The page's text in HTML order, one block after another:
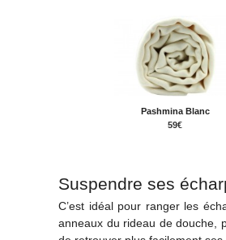
Pashmina Blanc
59€
Suspendre ses
C’est idéal pour ranger les
anneaux du rideau de douche,